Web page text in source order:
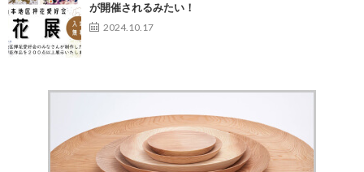
が開催されるみたい！
2024.10.17